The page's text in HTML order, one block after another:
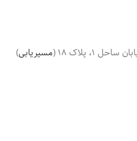
1، پلاک 18 ( مسیریابی)